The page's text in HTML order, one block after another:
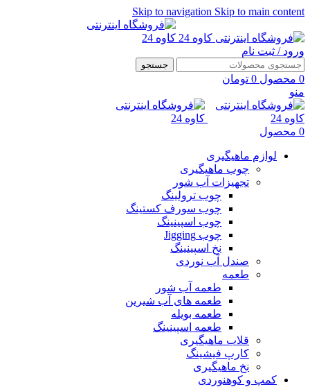
Skip to navigation Skip to main content
ورود / ثبت نام
جستجو
0 محصول 0 تومان
منو
0 محصول
لوازم ماهیگیری
چوب ماهیگیری
تجهیزات آب شور
چوب ترولینگ
چوب سورف کستینگ
چوب اسپینینگ
چوب Jigging
نخ اسپینینگ
صندل آب نوردی
طعمه
طعمه آب شور
طعمه های آب شیرین
طعمه بویله
طعمه اسپینینگ
قلاب ماهیگیری
کارپ فیشینگ
نخ ماهیگیری
کمپ و کوهنوردی